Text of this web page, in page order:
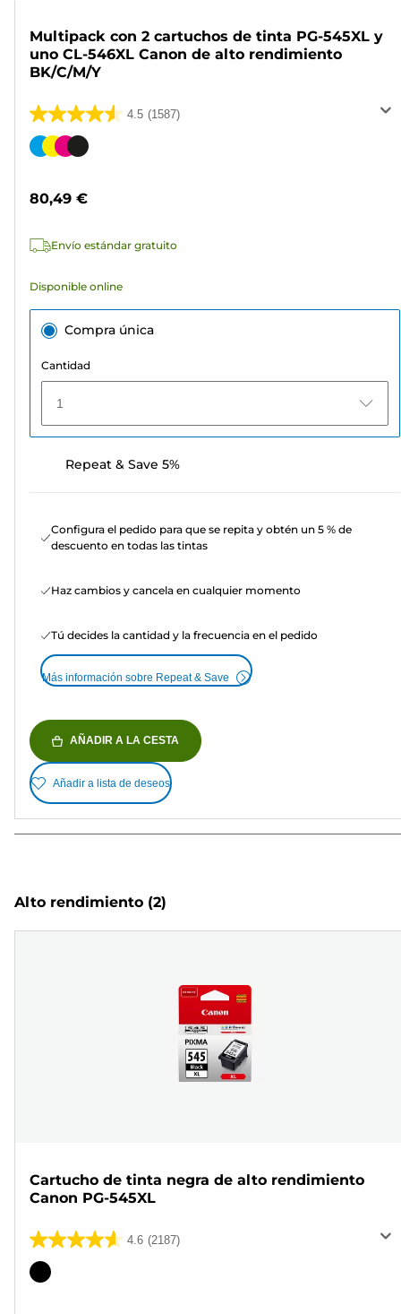
Multipack con 2 cartuchos de tinta PG-545XL y
uno CL-546XL Canon de alto rendimiento
BK/C/M/Y
4.5 (1587)
4.5
de
1587
Cartucho
color
80,49 €
Envío estándar gratuito
Disponible online
Compra única
Cantidad
1
Repeat & Save 5%
Configura el pedido para que se repita y obtén un 5 % de
descuento en todas las tintas
Haz cambios y cancela en cualquier momento
Tú decides la cantidad y la frecuencia en el pedido
Más información sobre Repeat & Save
AÑADIR A LA CESTA
Añadir a lista de deseos
Alto rendimiento (2)
Cartucho de tinta negra de alto rendimiento
Canon PG-545XL
4.6 (2187)
4.6
de
Cartucho